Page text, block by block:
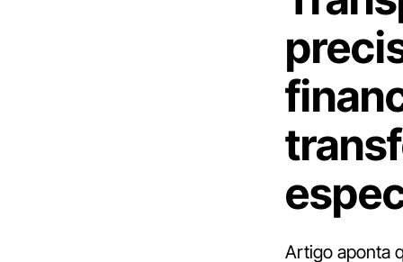
Artigo aponta